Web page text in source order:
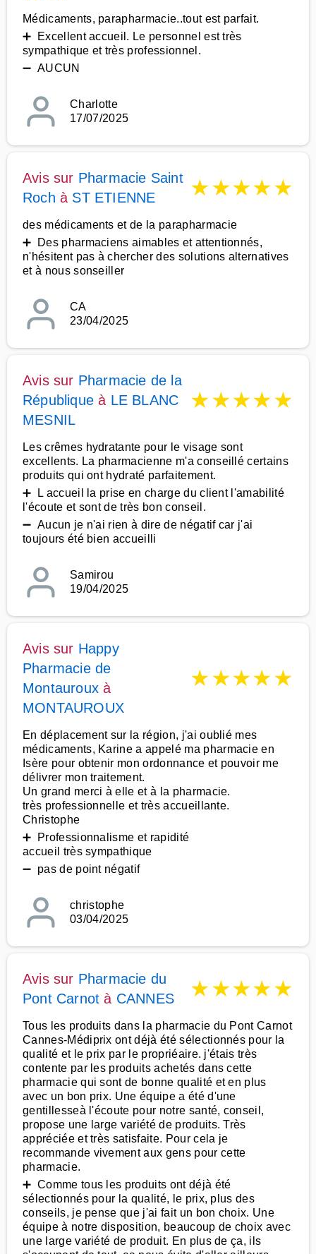
Médicaments, parapharmacie..tout est parfait.
➕ Excellent accueil. Le personnel est très
sympathique et très professionnel.
➖ AUCUN
Charlotte
17/07/2025
Avis sur Pharmacie Saint
Roch à ST ETIENNE ★★★★★
des médicaments et de la parapharmacie
➕ Des pharmaciens aimables et attentionnés,
n'hésitent pas à chercher des solutions alternatives
et à nous sonseiller
CA
23/04/2025
Avis sur Pharmacie de la
République à LE BLANC
MESNIL
★★★★★
Les crêmes hydratante pour le visage sont
excellents. La pharmacienne m'a conseillé certains
produits qui ont hydraté parfaitement.
➕ L accueil la prise en charge du client l'amabilité
l'écoute et sont de très bon conseil.
➖ Aucun je n'ai rien à dire de négatif car j'ai
toujours été bien accueilli
Samirou
19/04/2025
Avis sur Happy
Pharmacie de
Montauroux à
MONTAUROUX
★★★★★
En déplacement sur la région, j'ai oublié mes
médicaments, Karine a appelé ma pharmacie en
Isère pour obtenir mon ordonnance et pouvoir me
délivrer mon traitement.
Un grand merci à elle et à la pharmacie.
très professionnelle et très accueillante.
Christophe
➕ Professionnalisme et rapidité
accueil très sympathique
➖ pas de point négatif
christophe
03/04/2025
Avis sur Pharmacie du
Pont Carnot à CANNES ★★★★★
Tous les produits dans la pharmacie du Pont Carnot
Cannes-Médiprix ont déjà été sélectionnés pour la
qualité et le prix par le propriéaire. j'étais très
contente par les produits achetés dans cette
pharmacie qui sont de bonne qualité et en plus
avec un bon prix. Une équipe a été d'une
gentillesseà l'écoute pour notre santé, conseil,
propose une large variété de produits. Très
appréciée et très satisfaite. Pour cela je
recommande vivement aux gens pour cette
pharmacie.
➕ Comme tous les produits ont déjà été
sélectionnés pour la qualité, le prix, plus des
conseils, je pense que j'ai fait un bon choix. Une
équipe à notre disposition, beaucoup de choix avec
une large variété de produit. En plus de ça, ils